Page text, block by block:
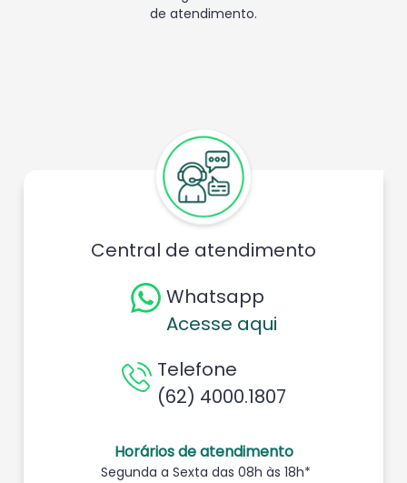
de atendimento.
Central de atendimento
Whatsapp
Acesse aqui
Telefone
(62) 4000.1807
Horários de atendimento
Segunda a Sexta das 08h às 18h*